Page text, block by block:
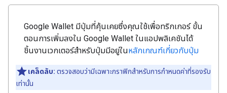
Google Wallet มีปุ่มที่คุ้นเคยซึ่งคุณใช้เพื่อทริกเกอร์ ขั้น
ตอนการเพิ่มลงใน Google Wallet ในแอปพลิเคชันได้
ชิ้นงานเวกเตอร์สำหรับปุ่มมีอยู่ในหลักเกณฑ์เกี่ยวกับปุ่ม
เคล็ดลับ: ตรวจสอบว่ามีเฉพาะกราฟิกสำหรับการกำหนดค่าที่รองรับ
เท่านั้น